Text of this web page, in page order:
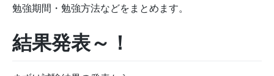
勉強期間・勉強方法などをまとめます。
結果発表～！